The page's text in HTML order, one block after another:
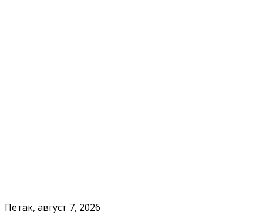
Петак, август 7, 2026